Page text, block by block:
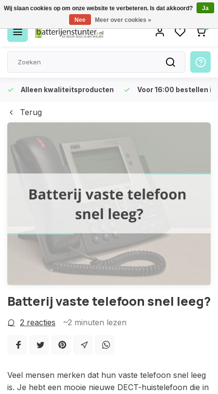
Alleen kwaliteitsproducten Voor 16:00 bestellen
Terug
Batterij vaste telefoon snel leeg?
2 reacties ~2 minuten lezen
Veel mensen merken dat hun vaste telefoon snel leeg
is. Je hebt een mooie nieuwe DECT-huistelefoon die in
Wij slaan cookies op om onze website te verbeteren. Is dat akkoord?
Ja
Nee
Meer over cookies »